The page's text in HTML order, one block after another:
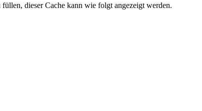
dieser Cache kann wie folgt angezeigt werden.